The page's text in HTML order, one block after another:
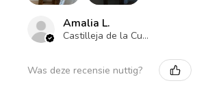
Amalia L.
Castilleja de la Cuesta , ES-AN
Was deze recensie nuttig?